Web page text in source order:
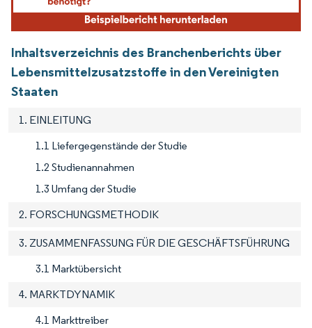
Inhaltsverzeichnis des Branchenberichts über
Lebensmittelzusatzstoffe in den Vereinigten
Staaten
1. EINLEITUNG
1.1 Liefergegenstände der Studie
1.2 Studienannahmen
1.3 Umfang der Studie
2. FORSCHUNGSMETHODIK
3. ZUSAMMENFASSUNG FÜR DIE GESCHÄFTSFÜHRUNG
3.1 Marktübersicht
4. MARKTDYNAMIK
4.1 Markttreiber